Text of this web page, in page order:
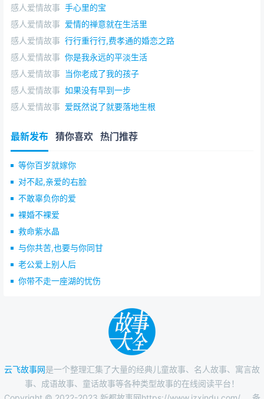
感人爱情故事 手心里的宝
感人爱情故事 爱情的禅意就在生活里
感人爱情故事 行行重行行,费孝通的婚恋之路
感人爱情故事 你是我永远的平淡生活
感人爱情故事 当你老成了我的孩子
感人爱情故事 如果没有早到一步
感人爱情故事 爱既然说了就要落地生根
最新发布 猜你喜欢 热门推荐
等你百岁就嫁你
对不起,亲爱的右脸
不敢辜负你的爱
裸婚不裸爱
救命紫水晶
与你共苦,也要与你同甘
老公爱上别人后
你带不走一座湖的忧伤
云飞故事网是一个整理汇集了大量的经典儿童故事、名人故事、寓言故
事、成语故事、童话故事等各种类型故事的在线阅读平台！